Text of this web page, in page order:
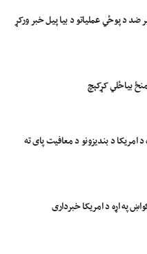
ضد د پوځي عملیاتو د بیا پیل خبر ورکړ
بیاځلي کړکېچ
امریکا د بندیزونو د معافیت پای ته
په اړه د امریکا خبرداری